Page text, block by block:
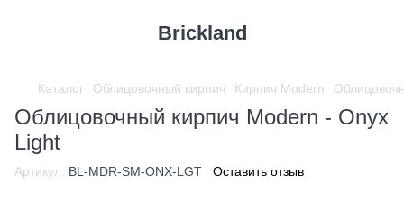
Brickland
Каталог Облицовочный кирпич Кирпич Modern
Облицовочный кирпич Modern - Onyx
Light
Артикул: BL-MDR-SM-ONX-LGT Оставить отзыв